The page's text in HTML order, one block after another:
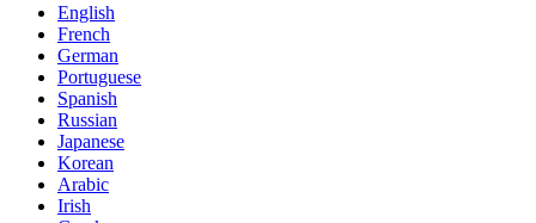
English
French
German
Portuguese
Spanish
Russian
Japanese
Korean
Arabic
Irish